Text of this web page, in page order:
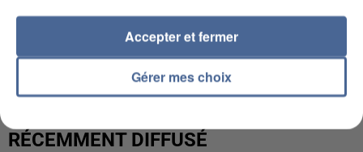
L’UN DES FONDATEURS SUPPOSÉS DE LA DZ
MAFIA INTERPELLÉ EN ALGÉRIE
RÉCEMMENT DIFFUSÉ
Gérer mes choix
Accepter et fermer